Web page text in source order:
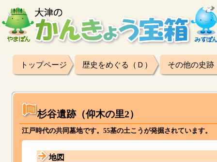
トップページ 歴史をめぐる（Ｄ） その他の史跡
杉谷遺跡（仰木の里2）
江戸時代の共同墓地です。55基の土こうが発掘されています。
地図